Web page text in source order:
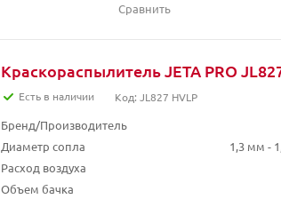
Сравнить
Краскораспылитель JETA PRO
Есть в наличии Код: JL827 HVLP
Бренд/Производитель
Диаметр сопла
1,3 мм -
Расход воздуха
Объем бачка